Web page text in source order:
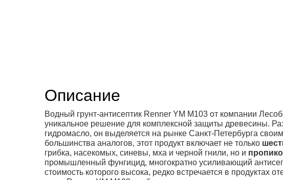
Описание
Водный грунт-антисептик Renner YМ М103 от компании
уникальное решение для комплексной защиты древесины.
гидромасло, он выделяется на рынке Санкт-Петербурга своим
большинства аналогов, этот продукт включает не только
грибка, насекомых, синевы, мха и черной гнили, но и
промышленный фунгицид, многократно усиливающий
стоимость которого высока, редко встречается в продуктах